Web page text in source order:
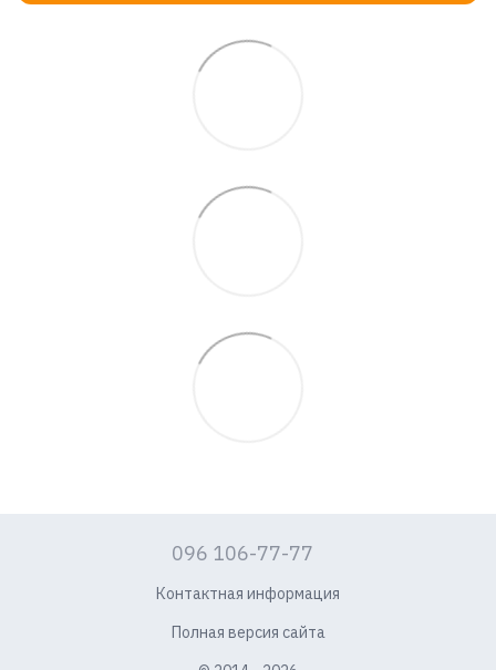
096 106-77-77
Контактная информация
Полная версия сайта